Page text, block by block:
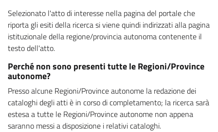
Selezionato l'atto di interesse nella pagina del portale che
riporta gli esiti della ricerca si viene quindi indirizzati alla pagina
istituzionale della regione/provincia autonoma contenente il
testo dell'atto.
Perché non sono presenti tutte le Regioni/Province
autonome?
Presso alcune Regioni/Province autonome la redazione dei
cataloghi degli atti è in corso di completamento; la ricerca sarà
estesa a tutte le Regioni/Province autonome non appena
saranno messi a disposizione i relativi cataloghi.